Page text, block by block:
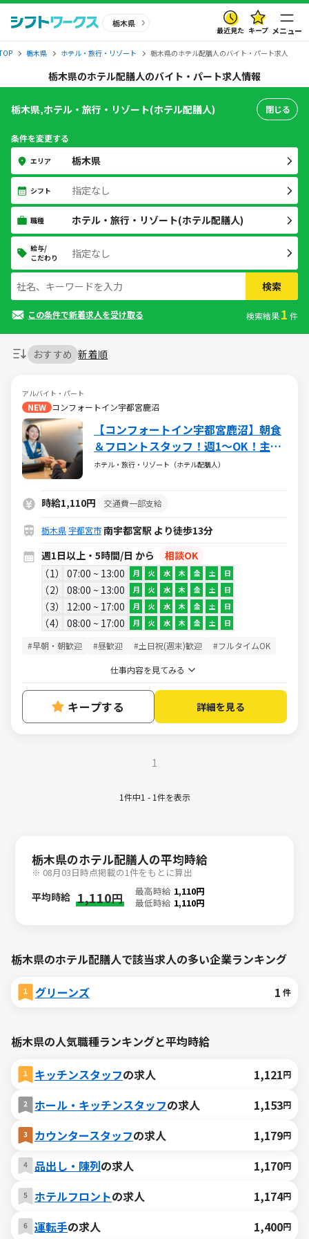
栃木県
最近見た キープ メニュー
栃木県 ホテル・旅行・リゾート 栃木県のホテル配膳人のバイト・パート求人
栃木県のホテル配膳人のバイト・パート求人情報
おすすめ 新着順
アルバイト・パート
NEW コンフォートイン宇都宮鹿沼
【コンフォートイン宇都宮鹿沼】朝食
＆フロントスタッフ！週1～OK！主婦
（夫）・学生・Wワーク大歓迎！男女
方歓迎！＞
ホテル・旅行・リゾート（ホテル配膳人）
時給1,110円 交通費一部支給
栃木県 宇都宮市南宇都宮駅 より徒歩13分
週1日以上・5時間/日 から
相談OK
1
07:00 ~ 13:00 月 火 水 木 金 土 日
2 08:00 ~ 13:00 月 火 水 木 金 土 日
3 12:00 ~ 17:00 月 火 水 木 金 土 日
4 08:00 ~ 17:00 月 火 水 木 金 土 日
#早朝・朝歓迎 #昼歓迎 #土日祝(週末)歓迎 #フルタイムOK
仕事内容を見てみる
キープする 詳細を見る
1
1件中1 - 1件を表示
栃木県,ホテル・旅行・リゾート(ホテル配膳人) 閉じる
条件を変更する
エリア 栃木県
シフト 指定なし
職種 ホテル・旅行・リゾート(ホテル配膳人)
給与/
こだわり
指定なし
検索
この条件で新着求人を受け取る 検索結果1 件
栃木県のホテル配膳人の平均時給
※ 08月03日時点掲載の1件をもとに算出
平均時給 1,110円 最高時給 1,110円
最低時給 1,110円
栃木県のホテル配膳人で該当求人の多い企業ランキング
グリーンズ
1 件
栃木県の人気職種ランキングと平均時給
キッチンスタッフの求人 1,121円
ホール・キッチンスタッフの求人 1,153円
カウンタースタッフの求人 1,179円
品出し・陳列の求人 1,170円
ホテルフロントの求人 1,174円
運転手の求人 1,400円